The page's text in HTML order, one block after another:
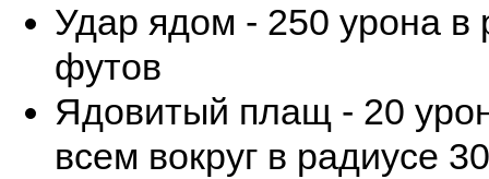
Удар ядом - 250 урона в
футов
Ядовитый плащ - 20
всем вокруг в радиусе